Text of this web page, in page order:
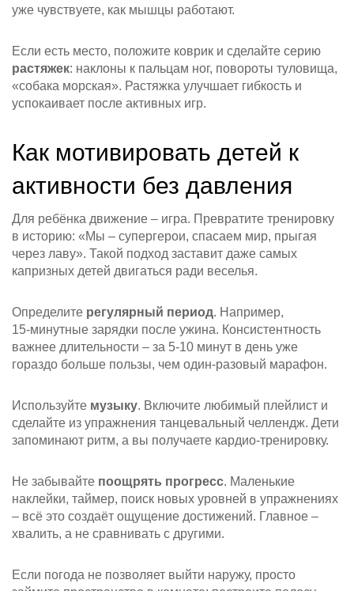
уже чувствуете, как мышцы работают.
Если есть место, положите коврик и сделайте серию
растяжек: наклоны к пальцам ног, повороты туловища,
«собака морская». Растяжка улучшает гибкость и
успокаивает после активных игр.
Как мотивировать детей к
активности без давления
Для ребёнка движение – игра. Превратите тренировку
в историю: «Мы – супергерои, спасаем мир, прыгая
через лаву». Такой подход заставит даже самых
капризных детей двигаться ради веселья.
Определите регулярный период. Например,
15‑минутные зарядки после ужина. Консистентность
важнее длительности – за 5‑10 минут в день уже
гораздо больше пользы, чем один‑разовый марафон.
Используйте музыку. Включите любимый плейлист и
сделайте из упражнения танцевальный челлендж. Дети
запоминают ритм, а вы получаете кардио‑тренировку.
Не забывайте поощрять прогресс. Маленькие
наклейки, таймер, поиск новых уровней в упражнениях
– всё это создаёт ощущение достижений. Главное –
хвалить, а не сравнивать с другими.
Если погода не позволяет выйти наружу, просто